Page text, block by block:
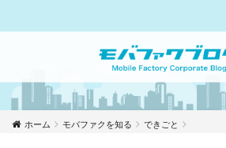
ホーム モバファクを知る できごと